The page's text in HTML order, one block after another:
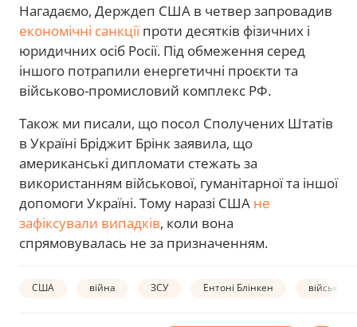
Нагадаємо, Держдеп США в четвер запровадив
економічні санкціїпроти десятків фізичних і
юридичних осіб Росії. Під обмеження серед
іншого потрапили енергетичні проєкти та
військово-промисловий комплекс РФ.
Також ми писали, що посол Сполучених Штатів
в Україні Бріджит Брінк заявила, що
американські дипломати стежать за
використанням військової, гуманітарної та іншої
допомоги Україні. Тому наразі США не
зафіксували випадків, коли вона
спрямовувалась не за призначенням.
США війна ЗСУ Ентоні Блінкен